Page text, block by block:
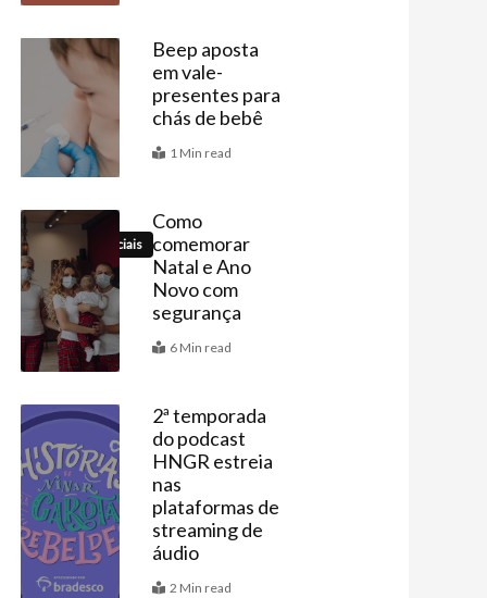
Últimas
Beep aposta
em vale-
presentes para
chás de bebê
1 Min read
Datas Especiais
Como
comemorar
Natal e Ano
Novo com
segurança
6 Min read
Últimas
2ª temporada
do podcast
HNGR estreia
nas
plataformas de
streaming de
áudio
2 Min read